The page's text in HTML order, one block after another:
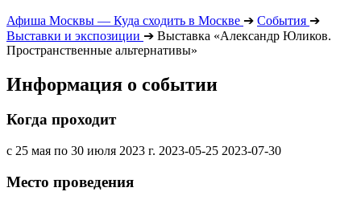
Афиша Москвы — Куда сходить в Москве ➔ События ➔
Выставки и экспозиции ➔ Выставка «Александр Юликов.
Пространственные альтернативы»
Информация о событии
Когда проходит
с 25 мая по 30 июля 2023 г. 2023-05-25 2023-07-30
Место проведения